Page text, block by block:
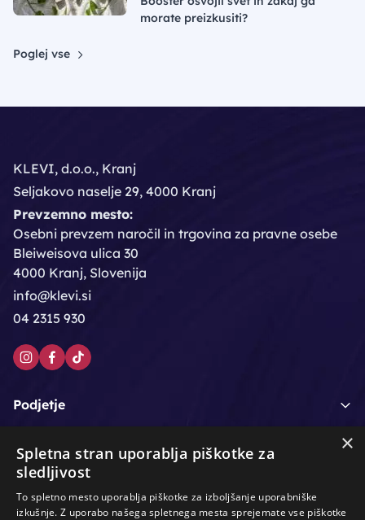
morate preizkusiti?
Poglej vse
KLEVI, d.o.o., Kranj
Seljakovo naselje 29, 4000 Kranj
Prevzemno mesto:
Osebni prevzem naročil in trgovina za pravne osebe
Bleiweisova ulica 30
4000 Kranj, Slovenija
info@klevi.si
04 2315 930
Podjetje
Moj račun
Podpora strankam
×
Spletna stran uporablja piškotke za
sledljivost
To spletno mesto uporablja piškotke za izboljšanje uporabniške
izkušnje. Z uporabo našega spletnega mesta sprejemate vse piškotke